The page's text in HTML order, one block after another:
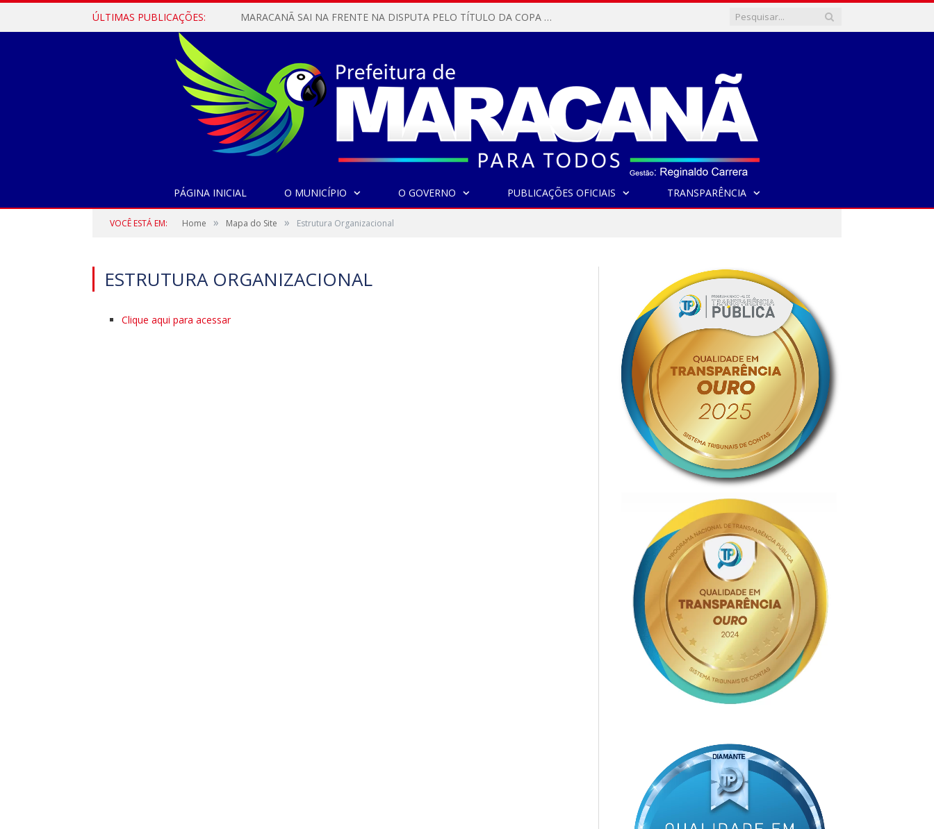
ÚLTIMAS PUBLICAÇÕES: MARACANÃ SAI NA FRENTE NA DISPUTA PELO TÍTULO DA COPA PARÁ SUB-17!
PÁGINA INICIAL O MUNICÍPIO O GOVERNO PUBLICAÇÕES OFICIAIS TRANSPARÊNCIA
VOCÊ ESTÁ EM: Home » Mapa do Site » Estrutura Organizacional
ESTRUTURA ORGANIZACIONAL
Clique aqui para acessar